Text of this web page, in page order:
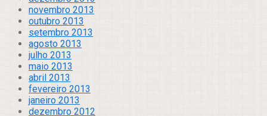
novembro 2013
outubro 2013
setembro 2013
agosto 2013
julho 2013
maio 2013
abril 2013
fevereiro 2013
janeiro 2013
dezembro 2012